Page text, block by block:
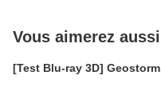
Vous aimerez aussi
[Test Blu-ray 3D] Geostorm